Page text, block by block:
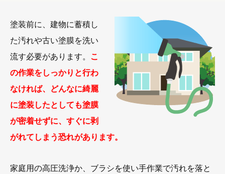
塗装前に、建物に蓄積し
た汚れや古い塗膜を洗い
流す必要があります。 こ
の作業をしっかりと行わ
なければ、どんなに綺麗
に塗装したとしても塗膜
が密着せずに、すぐに剥
がれてしまう恐れがあります。
家庭用の高圧洗浄か、ブラシを使い手作業で汚れを落と